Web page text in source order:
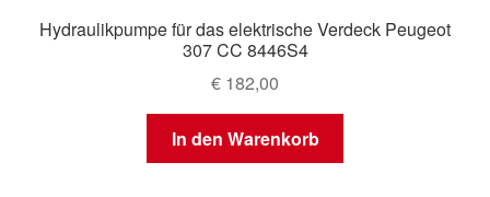
Hydraulikpumpe für das elektrische Verdeck Peugeot
307 CC 8446S4
€ 182,00
In den Warenkorb